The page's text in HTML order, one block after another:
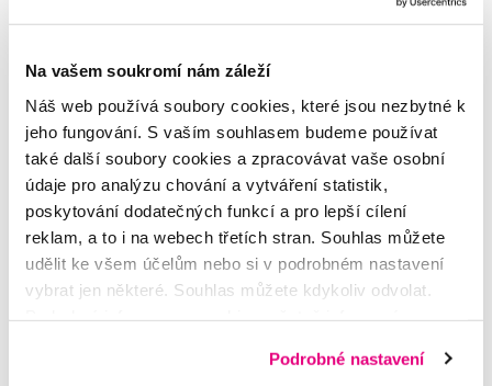
Na vašem soukromí nám záleží
Náš web používá soubory cookies, které jsou nezbytné k
jeho fungování. S vaším souhlasem budeme používat
také další soubory cookies a zpracovávat vaše osobní
údaje pro analýzu chování a vytváření statistik,
poskytování dodatečných funkcí a pro lepší cílení
reklam, a to i na webech třetích stran. Souhlas můžete
udělit ke všem účelům nebo si v podrobném nastavení
vybrat jen některé. Souhlas můžete kdykoliv odvolat.
Podrobné nastavení
Alžběta
Kartáček na zuby Tepe
Martina
Další dotazy a článkynajdete v naší poradně
nebo nám rovnounapište
Potřebujete poradit?